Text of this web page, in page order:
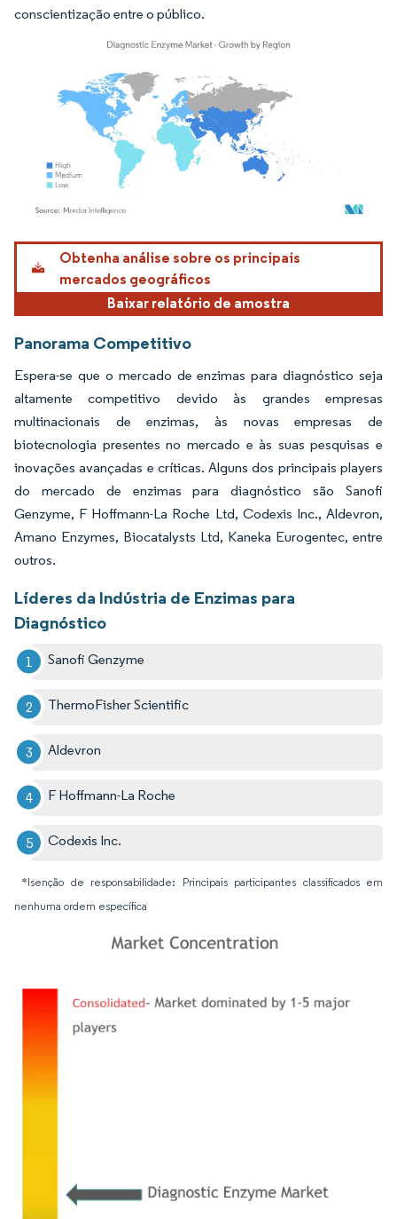
conscientização entre o público.
Imagem © Mordor Intelligence. O reuso requer atribuição conforme CC BY 4.0.
Obtenha análise sobre os principais
mercados geográficos
Baixar relatório de amostra
Panorama Competitivo
Espera-se que o mercado de enzimas para diagnóstico seja
altamente competitivo devido às grandes empresas
multinacionais de enzimas, às novas empresas de
biotecnologia presentes no mercado e às suas pesquisas e
inovações avançadas e críticas. Alguns dos principais players
do mercado de enzimas para diagnóstico são Sanofi
Genzyme, F Hoffmann-La Roche Ltd, Codexis Inc., Aldevron,
Amano Enzymes, Biocatalysts Ltd, Kaneka Eurogentec, entre
outros.
Líderes da Indústria de Enzimas para
Diagnóstico
Sanofi Genzyme
ThermoFisher Scientific
Aldevron
F Hoffmann-La Roche
Codexis Inc.
*Isenção de responsabilidade: Principais participantes classificados em
nenhuma ordem específica